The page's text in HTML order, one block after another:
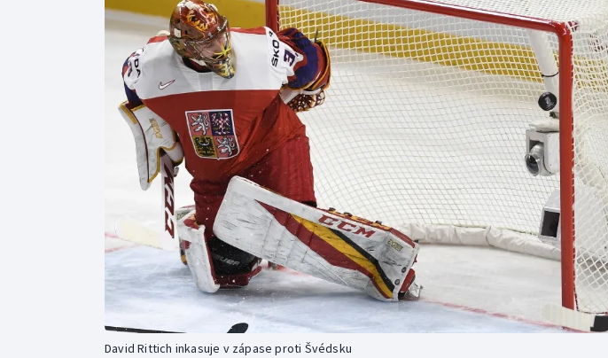
Curling
Dostihy
Florbal
Futsal
Golf
Gymnastika
Moderní pětiboj
Motorsport
Olympijské hry
Parasport
Plavání
Plážový volejbal
David Rittich inkasuje v zápase proti Švédsku